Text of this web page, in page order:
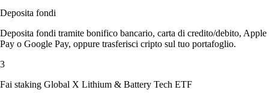
Deposita fondi
Deposita fondi tramite bonifico bancario, carta di credito/debito, Apple
Pay o Google Pay, oppure trasferisci cripto sul tuo portafoglio.
3
Fai staking Global X Lithium & Battery Tech ETF